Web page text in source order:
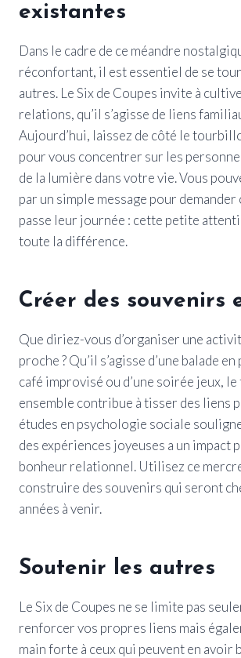
existantes
Dans le cadre de ce méandre
réconfortant, il est essentiel de se
autres. Le Six de Coupes invite à
relations, qu’il s’agisse de liens
Aujourd’hui, laissez de côté le
pour vous concentrer sur les
de la lumière dans votre vie. Vous
par un simple message pour demander
passe leur journée : cette petite
toute la différence.
Créer des souvenirs
Que diriez-vous d’organiser une
proche ? Qu’il s’agisse d’une balade en
café improvisé ou d’une soirée jeux, le
ensemble contribue à tisser des liens
études en psychologie sociale
des expériences joyeuses a un impact
bonheur relationnel. Utilisez ce
construire des souvenirs qui seront
années à venir.
Soutenir les autres
Le Six de Coupes ne se limite pas
renforcer vos propres liens mais
main forte à ceux qui peuvent en avoir